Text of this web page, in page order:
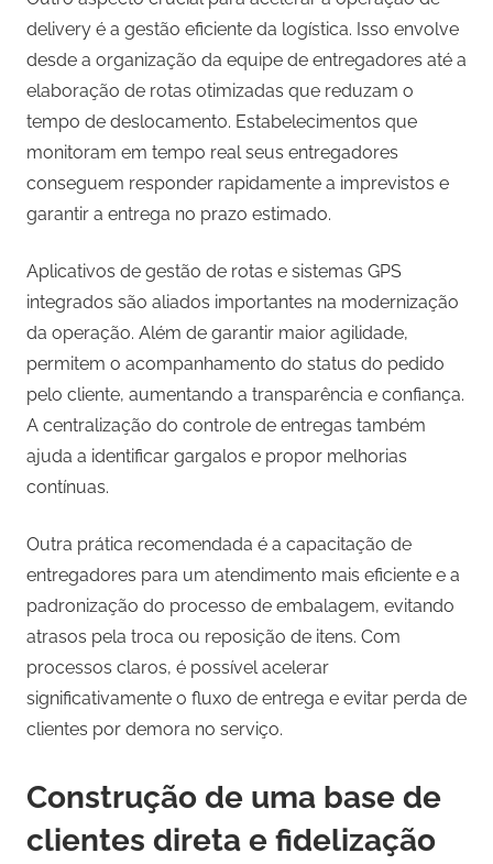
delivery é a gestão eficiente da logística. Isso envolve
desde a organização da equipe de entregadores até a
elaboração de rotas otimizadas que reduzam o
tempo de deslocamento. Estabelecimentos que
monitoram em tempo real seus entregadores
conseguem responder rapidamente a imprevistos e
garantir a entrega no prazo estimado.
Aplicativos de gestão de rotas e sistemas GPS
integrados são aliados importantes na modernização
da operação. Além de garantir maior agilidade,
permitem o acompanhamento do status do pedido
pelo cliente, aumentando a transparência e confiança.
A centralização do controle de entregas também
ajuda a identificar gargalos e propor melhorias
contínuas.
Outra prática recomendada é a capacitação de
entregadores para um atendimento mais eficiente e a
padronização do processo de embalagem, evitando
atrasos pela troca ou reposição de itens. Com
processos claros, é possível acelerar
significativamente o fluxo de entrega e evitar perda de
clientes por demora no serviço.
Construção de uma base de
clientes direta e fidelização